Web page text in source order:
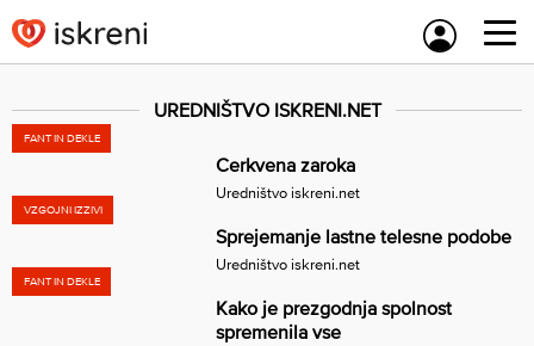
to
content
UREDNIŠTVO ISKRENI.NET
FANT IN DEKLE
Cerkvena zaroka
Uredništvo iskreni.net
VZGOJNI IZZIVI
Sprejemanje lastne telesne podobe
Uredništvo iskreni.net
FANT IN DEKLE
Kako je prezgodnja spolnost
spremenila vse